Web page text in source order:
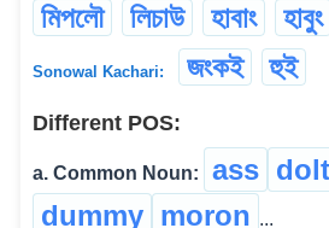
মিপলৌ
লিচাউ হাবাং হাবুং
Sonowal Kachari: জংকই হুই
Different POS:
a. Common Noun: ass dolt
dummy moron ...